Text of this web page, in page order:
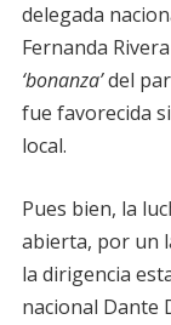
delegada
Fernanda
‘bonanza’del
fue favorecida
local.
Pues bien, la
abierta, por un
la dirigencia
nacional Dante